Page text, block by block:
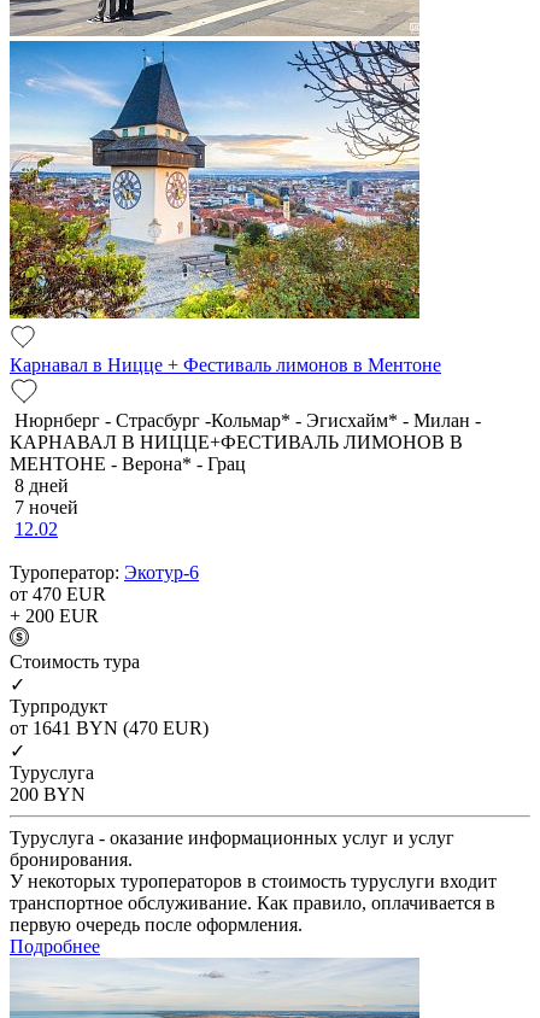
Карнавал в Ницце + Фестиваль лимонов в Ментоне
Нюрнберг - Страсбург -Кольмар* - Эгисхайм* - Милан -
КАРНАВАЛ В НИЦЦЕ+ФЕСТИВАЛЬ ЛИМОНОВ В
МЕНТОНЕ - Верона* - Грац
8 дней
7 ночей
12.02
Туроператор: Экотур-6
от 470 EUR
+ 200 EUR
Cтоимость тура
✓
Турпродукт
от 1641 BYN (470 EUR)
✓
Туруслуга
200 BYN
Туруслуга - оказание информационных услуг и услуг
бронирования.
У некоторых туроператоров в стоимость туруслуги входит
транспортное обслуживание. Как правило, оплачивается в
первую очередь после оформления.
Подробнее